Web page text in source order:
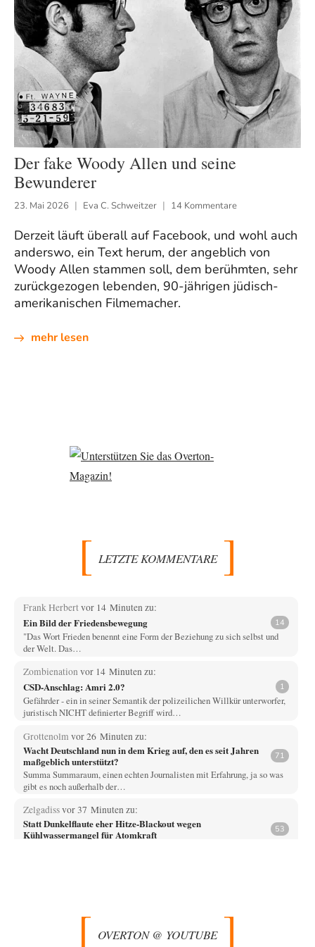
Der fake Woody Allen und seine
Bewunderer
23. Mai 2026 Eva C. Schweitzer 14 Kommentare
Derzeit läuft überall auf Facebook, und wohl auch
anderswo, ein Text herum, der angeblich von
Woody Allen stammen soll, dem berühmten, sehr
zurückgezogen lebenden, 90-jährigen jüdisch-
amerikanischen Filmemacher.
mehr lesen
LETZTE KOMMENTARE
Frank Herbertvor 14 Minuten zu:
Ein Bild der Friedensbewegung 14
"Das Wort Frieden benennt eine Form der Beziehung zu sich selbst und
der Welt. Das…
Zombienation vor 14 Minuten zu:
CSD-Anschlag: Amri 2.0? 1
Gefährder - ein in seiner Semantik der polizeilichen Willkür unterworfer,
juristisch NICHT definierter Begriff wird…
Grottenolm vor 26 Minuten zu:
Wacht Deutschland nun in dem Krieg auf, den es seit Jahren
maßgeblich unterstützt?
71
Summa Summaraum, einen echten Journalisten mit Erfahrung, ja so was
gibt es noch außerhalb der…
Zelgadissvor 37 Minuten zu:
Statt Dunkelflaute eher Hitze-Blackout wegen
Kühlwassermangel für Atomkraft
53
Natürlich ist Russland scheinbar zögerlich, inkonsequent, reagiert immer
nur . Aber es ist vielleicht, wie…OVERTON @ YOUTUBE